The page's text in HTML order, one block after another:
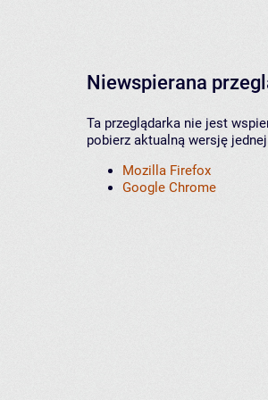
Niewspierana
Ta przeglądarka nie jest
pobierz aktualną wersję
Mozilla Firefox
Google Chrome